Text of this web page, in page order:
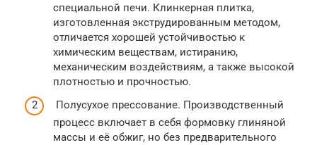
специальной печи. Клинкерная плитка,
изготовленная экструдированным методом,
отличается хорошей устойчивостью к
химическим веществам, истиранию,
механическим воздействиям, а также высокой
плотностью и прочностью.
Полусухое прессование. Производственный
процесс включает в себя формовку глиняной
массы и её обжиг, но без предварительного